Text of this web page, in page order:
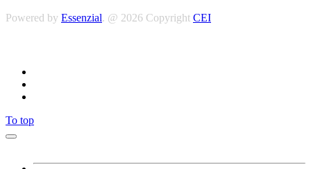
Powered by Essenzial. @ 2026 Copyright CEI
To top